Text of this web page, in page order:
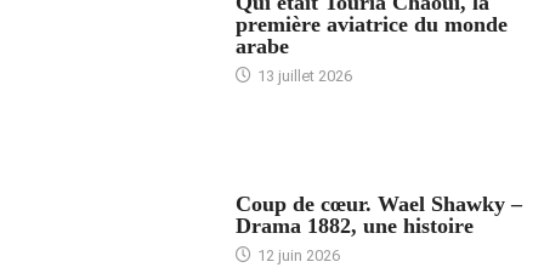
première aviatrice du monde
arabe
13 juillet 2026
Coup de cœur. Wael Shawky –
Drama 1882, une histoire
12 juin 2026